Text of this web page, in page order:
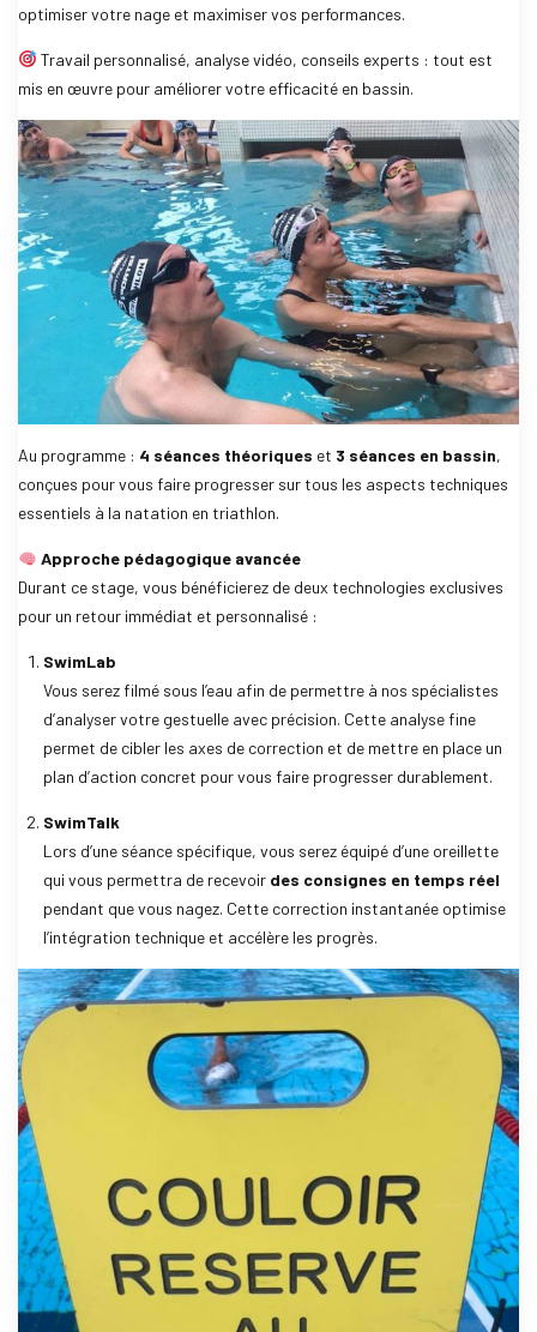
optimiser votre nage et maximiser vos performances.
Travail personnalisé, analyse vidéo, conseils experts : tout est
mis en œuvre pour améliorer votre efficacité en bassin.
Au programme : 4 séances théoriques et 3 séances en bassin,
conçues pour vous faire progresser sur tous les aspects techniques
essentiels à la natation en triathlon.
Approche pédagogique avancée
Durant ce stage, vous bénéficierez de deux technologies exclusives
pour un retour immédiat et personnalisé :
SwimLab
Vous serez filmé sous l’eau afin de permettre à nos spécialistes
d’analyser votre gestuelle avec précision. Cette analyse fine
permet de cibler les axes de correction et de mettre en place un
plan d’action concret pour vous faire progresser durablement.
SwimTalk
Lors d’une séance spécifique, vous serez équipé d’une oreillette
qui vous permettra de recevoir des consignes en temps réel
pendant que vous nagez. Cette correction instantanée optimise
l’intégration technique et accélère les progrès.